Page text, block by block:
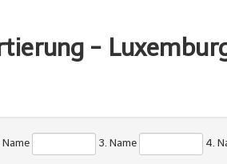
-
Name 3. Name 4.